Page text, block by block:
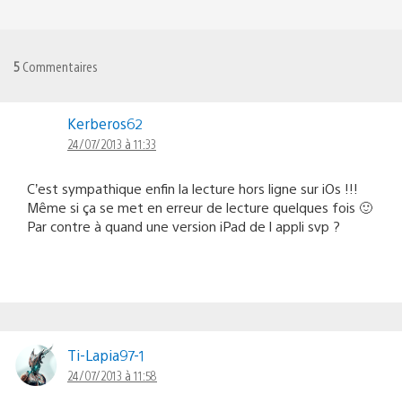
5 Commentaires
Kerberos62
24/07/2013 à 11:33
C’est sympathique enfin la lecture hors ligne sur iOs !!!
Même si ça se met en erreur de lecture quelques fois 🙂
Par contre à quand une version iPad de l appli svp ?
Ti-Lapia97-1
24/07/2013 à 11:58